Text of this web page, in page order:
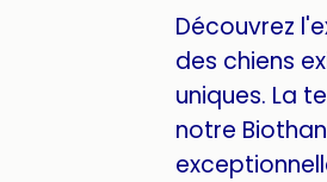
Découvrez
des chiens
uniques. La
notre